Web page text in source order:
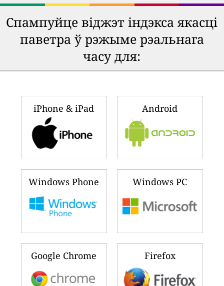
Спампуйце віджэт індэкса якасці
паветра ў рэжыме рэальнага
часу для:
iPhone & iPad Android
Windows Phone Windows PC
Google Chrome Firefox